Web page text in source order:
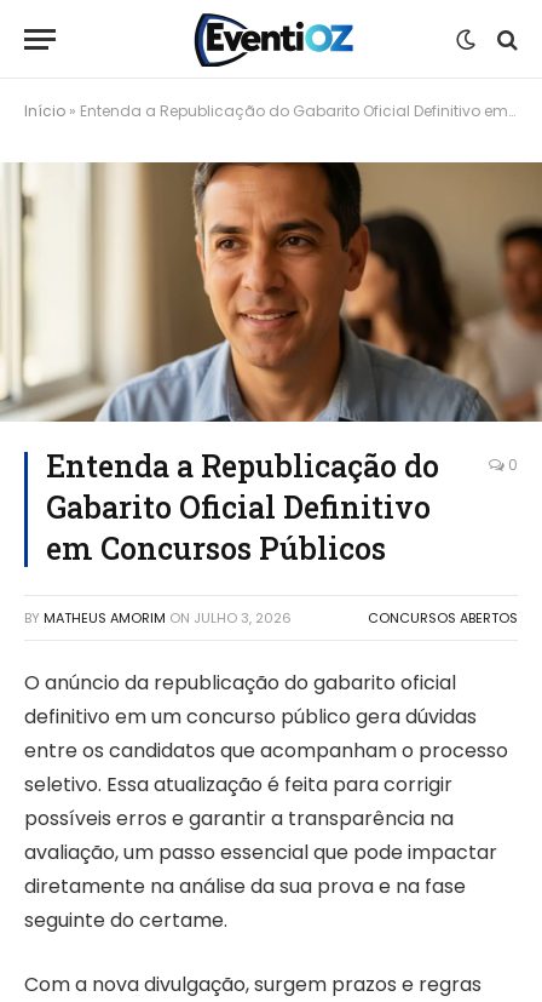
Início » Entenda a Republicação do Gabarito Oficial Definitivo em Concursos Públicos
Entenda a Republicação do
Gabarito Oficial Definitivo
em Concursos Públicos
0
BY MATHEUS AMORIM ON JULHO 3, 2026 CONCURSOS ABERTOS
O anúncio da republicação do gabarito oficial
definitivo em um concurso público gera dúvidas
entre os candidatos que acompanham o processo
seletivo. Essa atualização é feita para corrigir
possíveis erros e garantir a transparência na
avaliação, um passo essencial que pode impactar
diretamente na análise da sua prova e na fase
seguinte do certame.
Com a nova divulgação, surgem prazos e regras